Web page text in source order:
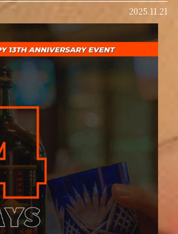
2025.11.21